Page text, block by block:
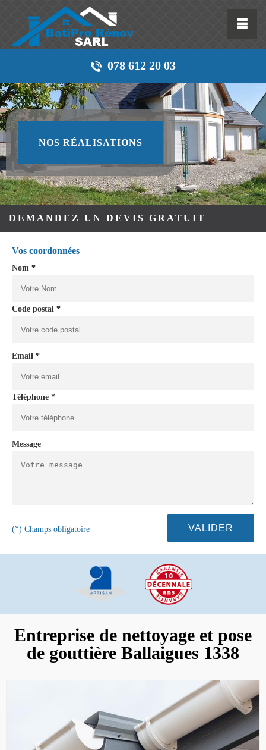
078 612 20 03
NOS RÉALISATIONS
DEMANDEZ UN DEVIS GRATUIT
Vos coordonnées
Nom *
Code postal *
Email *
Téléphone *
Message
(*) Champs obligatoire
Entreprise de nettoyage et pose
de gouttière Ballaigues 1338